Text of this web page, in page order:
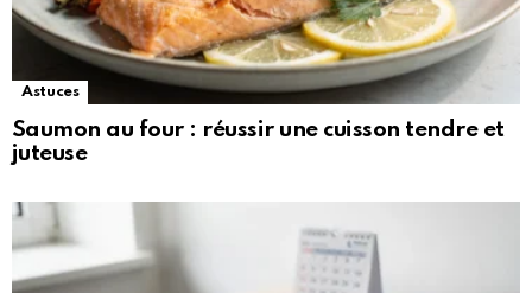
Astuces
Saumon au four : réussir une cuisson tendre et
juteuse